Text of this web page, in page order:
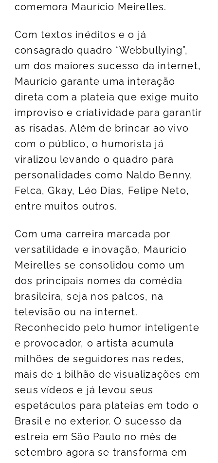
comemora Maurício Meirelles.
Com textos inéditos e o já
consagrado quadro “Webbullying”,
um dos maiores sucesso da internet,
Maurício garante uma interação
direta com a plateia que exige muito
improviso e criatividade para garantir
as risadas. Além de brincar ao vivo
com o público, o humorista já
viralizou levando o quadro para
personalidades como Naldo Benny,
Felca, Gkay, Léo Dias, Felipe Neto,
entre muitos outros.
Com uma carreira marcada por
versatilidade e inovação, Maurício
Meirelles se consolidou como um
dos principais nomes da comédia
brasileira, seja nos palcos, na
televisão ou na internet.
Reconhecido pelo humor inteligente
e provocador, o artista acumula
milhões de seguidores nas redes,
mais de 1 bilhão de visualizações em
seus vídeos e já levou seus
espetáculos para plateias em todo o
Brasil e no exterior. O sucesso da
estreia em São Paulo no mês de
setembro agora se transforma em